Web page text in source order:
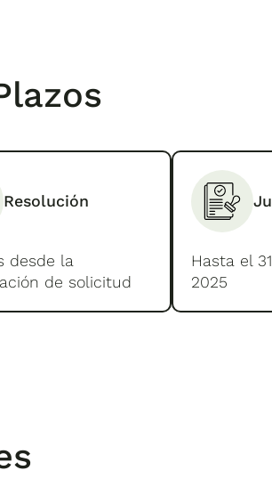
Resolución
desde la
de solicitud
Hasta el
2025